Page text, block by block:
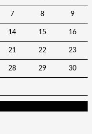
7 8 9
14 15 16
21 22 23
28 29 30